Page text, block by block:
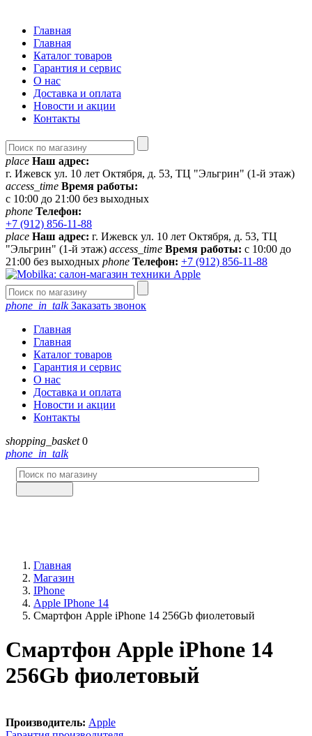
Главная
Главная
Каталог товаров
Гарантия и сервис
О нас
Доставка и оплата
Новости и акции
Контакты
place Наш адрес:
г. Ижевск ул. 10 лет Октября, д. 53, ТЦ "Эльгрин" (1-й этаж)
access_time Время работы:
с 10:00 до 21:00 без выходных
phone Телефон:
+7 (912) 856-11-88
place Наш адрес: г. Ижевск ул. 10 лет Октября, д. 53, ТЦ
"Эльгрин" (1-й этаж) access_time Время работы: с 10:00 до
21:00 без выходных phone Телефон: +7 (912) 856-11-88
phone_in_talkЗаказать звонок
Главная
Главная
Каталог товаров
Гарантия и сервис
О нас
Доставка и оплата
Новости и акции
Контакты
shopping_basket 0
phone_in_talk
Главная
Магазин
IPhone
Apple IPhone 14
Смартфон Apple iPhone 14 256Gb фиолетовый
Смартфон Apple iPhone 14
256Gb фиолетовый
Производитель: Apple